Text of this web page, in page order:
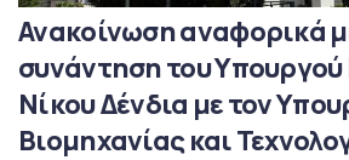
Ανακοίνωση αναφορικά
συνάντηση του
Νίκου Δένδια με τον
Βιομηχανίας και